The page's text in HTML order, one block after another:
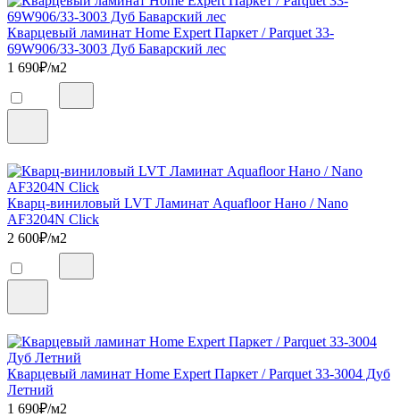
Кварцевый ламинат Home Expert Паркет / Parquet 33-
69W906/33-3003 Дуб Баварский лес
1 690₽/м2
Кварц-виниловый LVT Ламинат Aquafloor Нано / Nano
AF3204N Click
2 600₽/м2
Кварцевый ламинат Home Expert Паркет / Parquet 33-3004 Дуб
Летний
1 690₽/м2